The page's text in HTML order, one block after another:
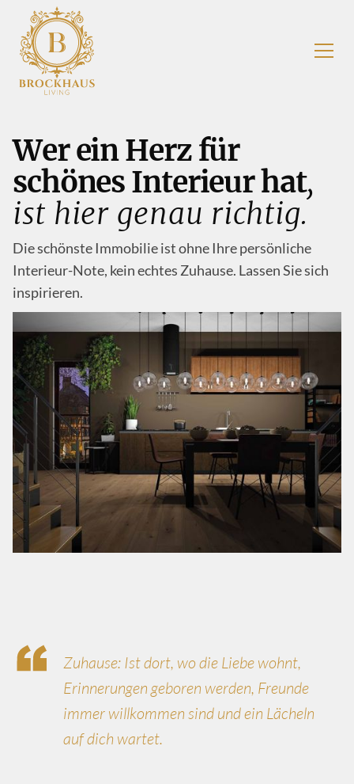
Wer ein Herz für
schönes Interieur hat,
ist hier genau richtig.
Die schönste Immobilie ist ohne Ihre persönliche
Interieur-Note, kein echtes Zuhause. Lassen Sie sich
inspirieren.
Zuhause: Ist dort, wo die Liebe wohnt,
Erinnerungen geboren werden, Freunde
immer willkommen sind und ein Lächeln
auf dich wartet.